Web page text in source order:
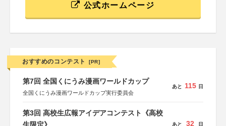
公式ホームページ
おすすめのコンテスト [PR]
第7回 全国くにうみ漫画ワールドカップ
全国くにうみ漫画ワールドカップ実行委員会
あと 115 日
第3回 高校生広報アイデアコンテスト《高校
あと 32 日